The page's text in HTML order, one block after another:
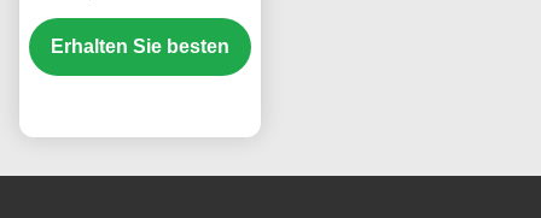
aus Polycarbonat-
Gewächshaus
Erhalten Sie besten